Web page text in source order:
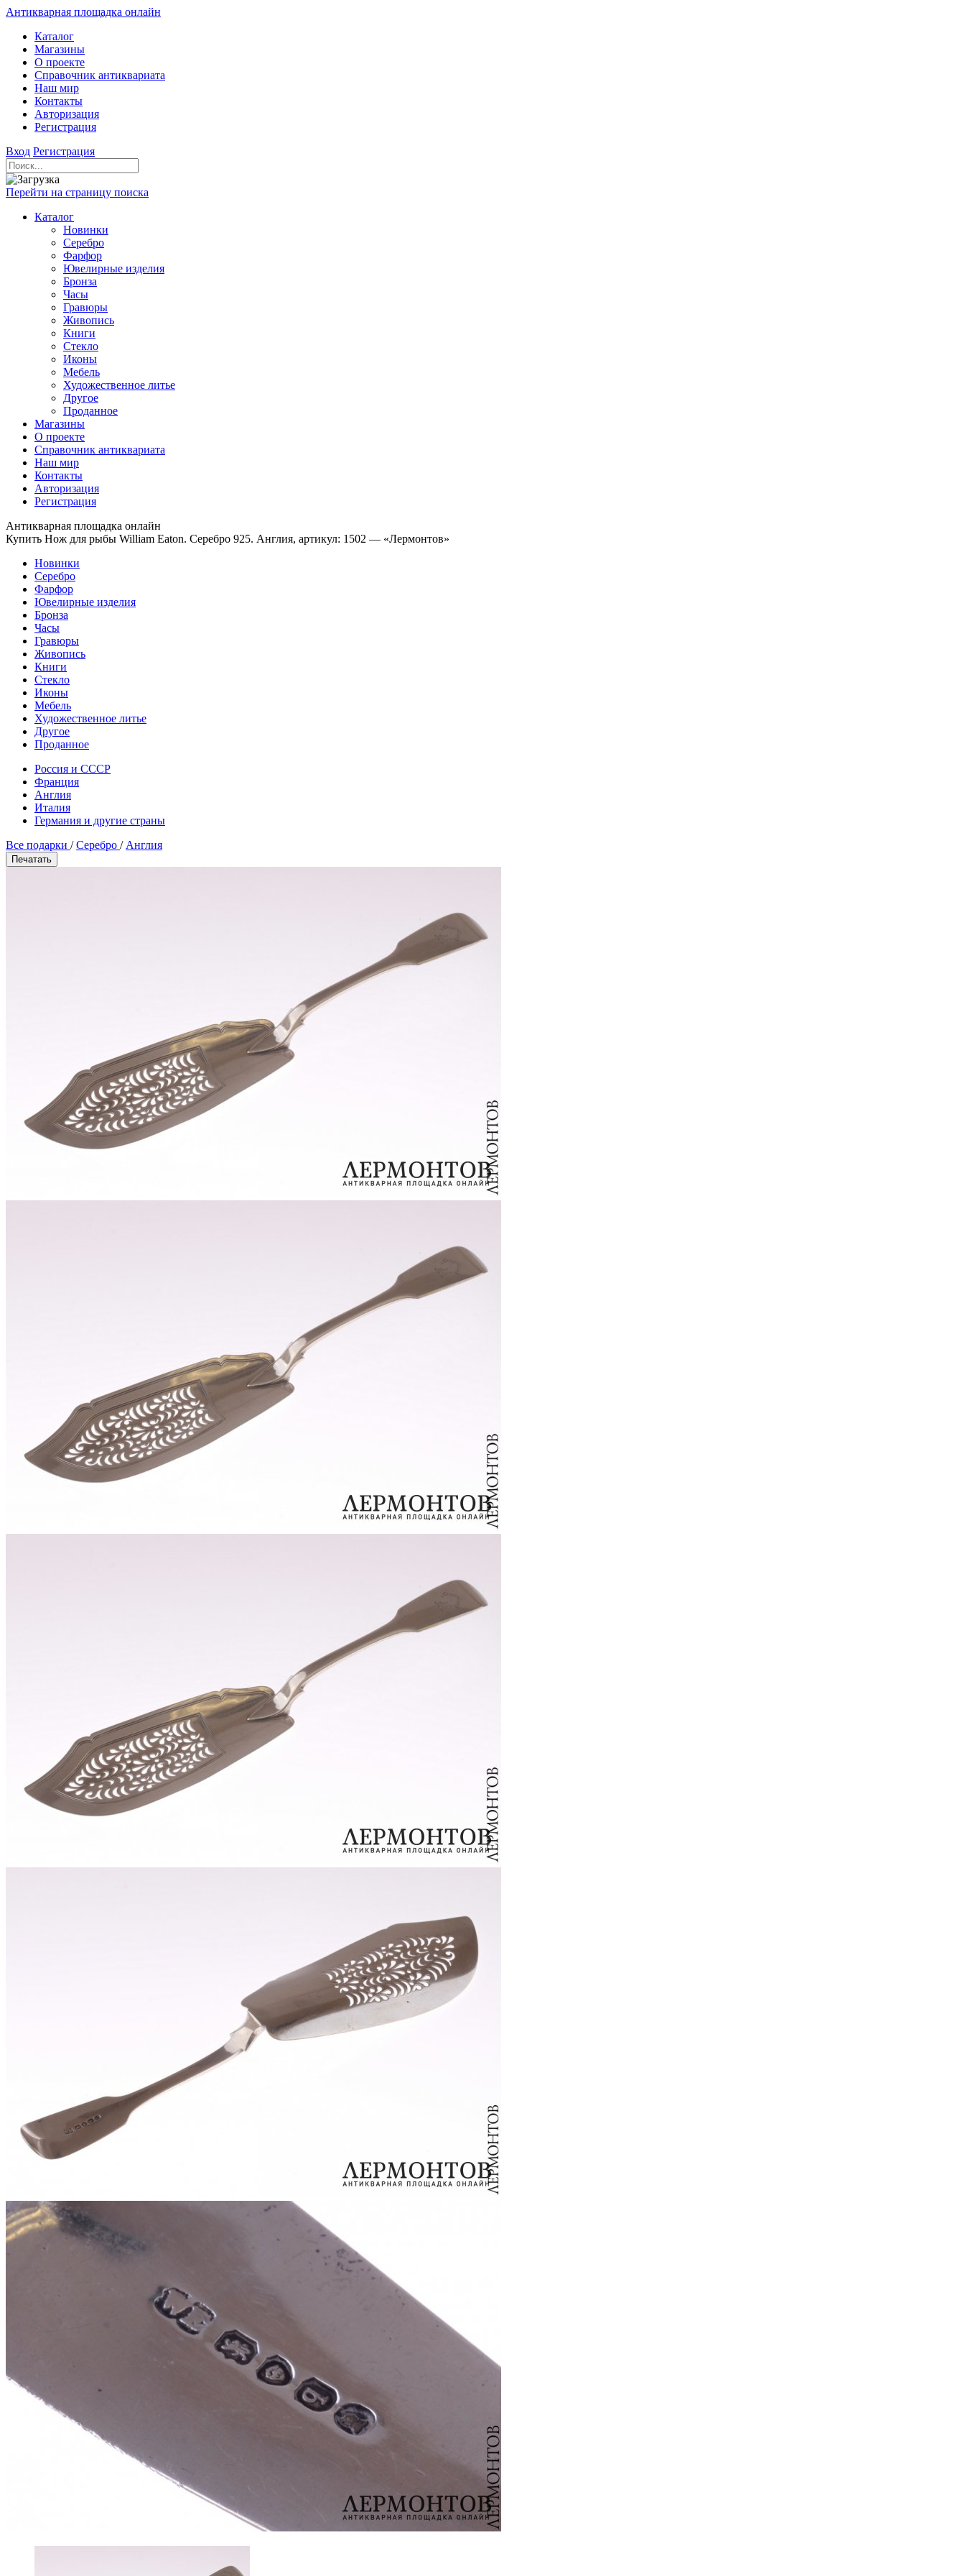
Антикварная площадка онлайн
Каталог
Магазины
О проекте
Справочник антиквариата
Наш мир
Контакты
Авторизация
Регистрация
Вход Регистрация
Перейти на страницу поиска
Каталог
Новинки
Серебро
Фарфор
Ювелирные изделия
Бронза
Часы
Гравюры
Живопись
Книги
Стекло
Иконы
Мебель
Художественное литье
Другое
Проданное
Магазины
О проекте
Справочник антиквариата
Наш мир
Контакты
Авторизация
Регистрация
Антикварная площадка онлайн
Купить Нож для рыбы William Eaton. Серебро 925. Англия, артикул: 1502 — «Лермонтов»
Новинки
Серебро
Фарфор
Ювелирные изделия
Бронза
Часы
Гравюры
Живопись
Книги
Стекло
Иконы
Мебель
Художественное литье
Другое
Проданное
Россия и СССР
Франция
Англия
Италия
Германия и другие страны
Все подарки /Серебро / Англия